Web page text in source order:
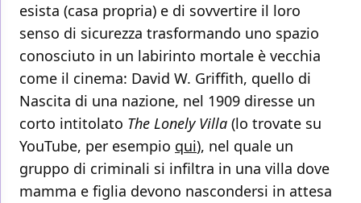
esista (casa propria) e di sovvertire il loro
senso di sicurezza trasformando uno spazio
conosciuto in un labirinto mortale è vecchia
come il cinema: David W. Griffith, quello di
Nascita di una nazione, nel 1909 diresse un
corto intitolato The Lonely Villa (lo trovate su
YouTube, per esempio qui), nel quale un
gruppo di criminali si infiltra in una villa dove
mamma e figlia devono nascondersi in attesa